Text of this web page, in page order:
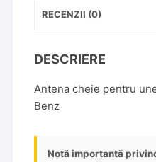
RECENZII (0)
DESCRIERE
Antena cheie pentru
Benz
Notă importantă